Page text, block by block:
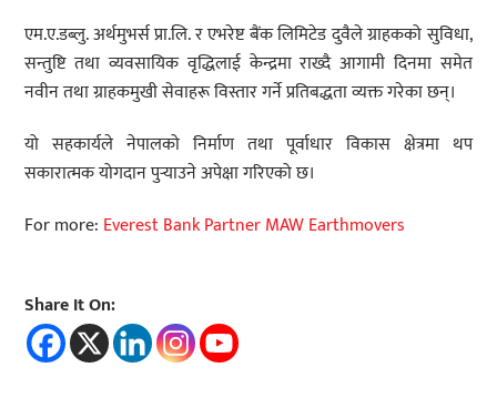
एम.ए.डब्लु. अर्थमुभर्स प्रा.लि. र एभरेष्ट बैंक लिमिटेड दुवैले ग्राहकको सुविधा,
सन्तुष्टि तथा व्यवसायिक वृद्धिलाई केन्द्रमा राख्दै आगामी दिनमा समेत
नवीन तथा ग्राहकमुखी सेवाहरू विस्तार गर्ने प्रतिबद्धता व्यक्त गरेका छन्।
यो सहकार्यले नेपालको निर्माण तथा पूर्वाधार विकास क्षेत्रमा थप
सकारात्मक योगदान पुर्‍याउने अपेक्षा गरिएको छ।
For more: Everest Bank Partner MAW Earthmovers
Share It On: